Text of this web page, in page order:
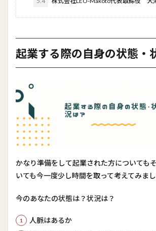
起業する際の自身の状態・
かなり準備をして起業された方についても
いても今一度少し時間を取って考えてみまし
今のあなたの状態は？状況は？
人脈はあるか